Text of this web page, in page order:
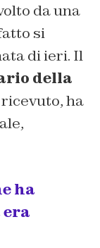
da una
si
di ieri. Il
della
ha
ha
era